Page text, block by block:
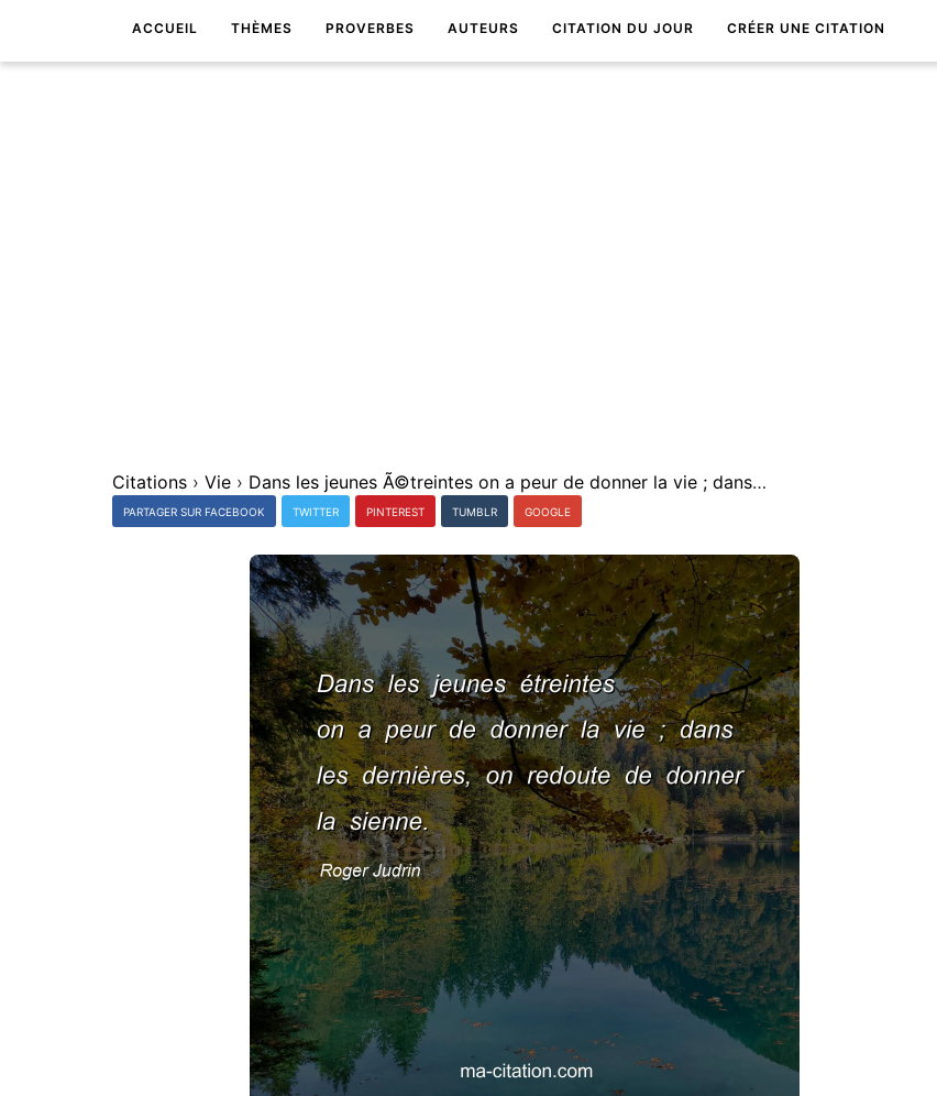
ACCUEIL THÈMES PROVERBES AUTEURS CITATION DU JOUR CRÉER UNE CITATION
Citations › Vie › Dans les jeunes Ã©treintes on a peur de donner la vie ; dans les derniÃ¨res, on redoute de donner la sienne.
PARTAGER SUR FACEBOOK TWITTER PINTEREST TUMBLR GOOGLE